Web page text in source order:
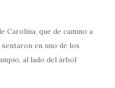
Carolina, que de camino a
en uno de los
al lado del árbol